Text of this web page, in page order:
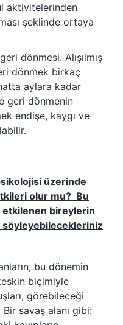
aktivitelerinden
şeklinde ortaya
dönmesi. Alışılmış
dönmek birkaç
aylara kadar
geri dönmenin
endişe, kaygı ve
üzerinde
olur mu? Bu
bireylerin
bu dönemin
biçimiyle
görebileceği
Bir savaş alanı gibi: